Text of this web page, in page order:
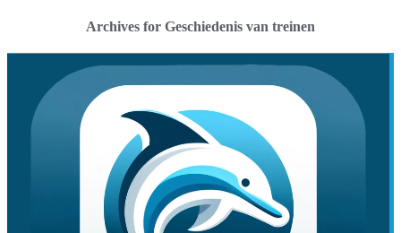
Archives for Geschiedenis van treinen